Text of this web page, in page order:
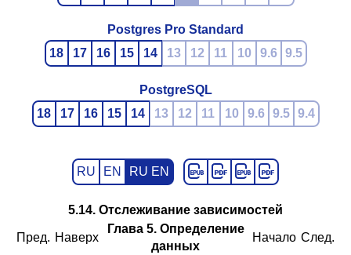
Postgres Pro Standard
18
17 16 15 14 13 12 11 10 9.6 9.5
PostgreSQL
18
17 16 15 14 13 12 11 10 9.6 9.5 9.4
RU EN RU EN
5.14. Отслеживание зависимостей
Пред. Наверх
Глава 5. Определение
данных
Начало След.